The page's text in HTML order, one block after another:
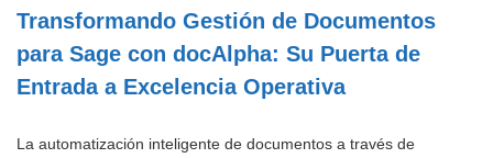
Transformando Gestión de Documentos
para Sage con docAlpha: Su Puerta de
Entrada a Excelencia Operativa
La automatización inteligente de documentos a través de